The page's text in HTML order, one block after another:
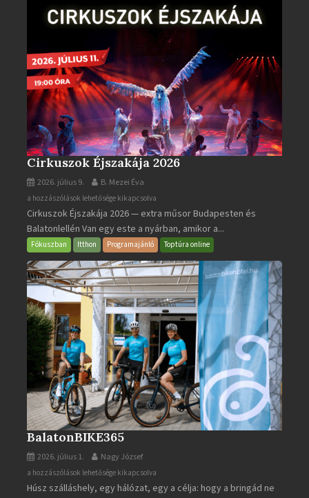
Cirkuszok Éjszakája 2026
2026. július 9. B. Mezei Éva
Cirkuszok
Éjszakája
2026
bejegyzéshez
a hozzászólások lehetősége kikapcsolva
Cirkuszok Éjszakája 2026 — extra műsor Budapesten és
Balatonlellén Van egy este a nyárban, amikor a...
Fókuszban Itthon Programajánló Toptúra online
BalatonBIKE365
2026. július 1. Nagy József
BalatonBIKE365
bejegyzéshez
a hozzászólások lehetősége kikapcsolva
Húsz szálláshely, egy hálózat, egy a célja: hogy a bringád ne